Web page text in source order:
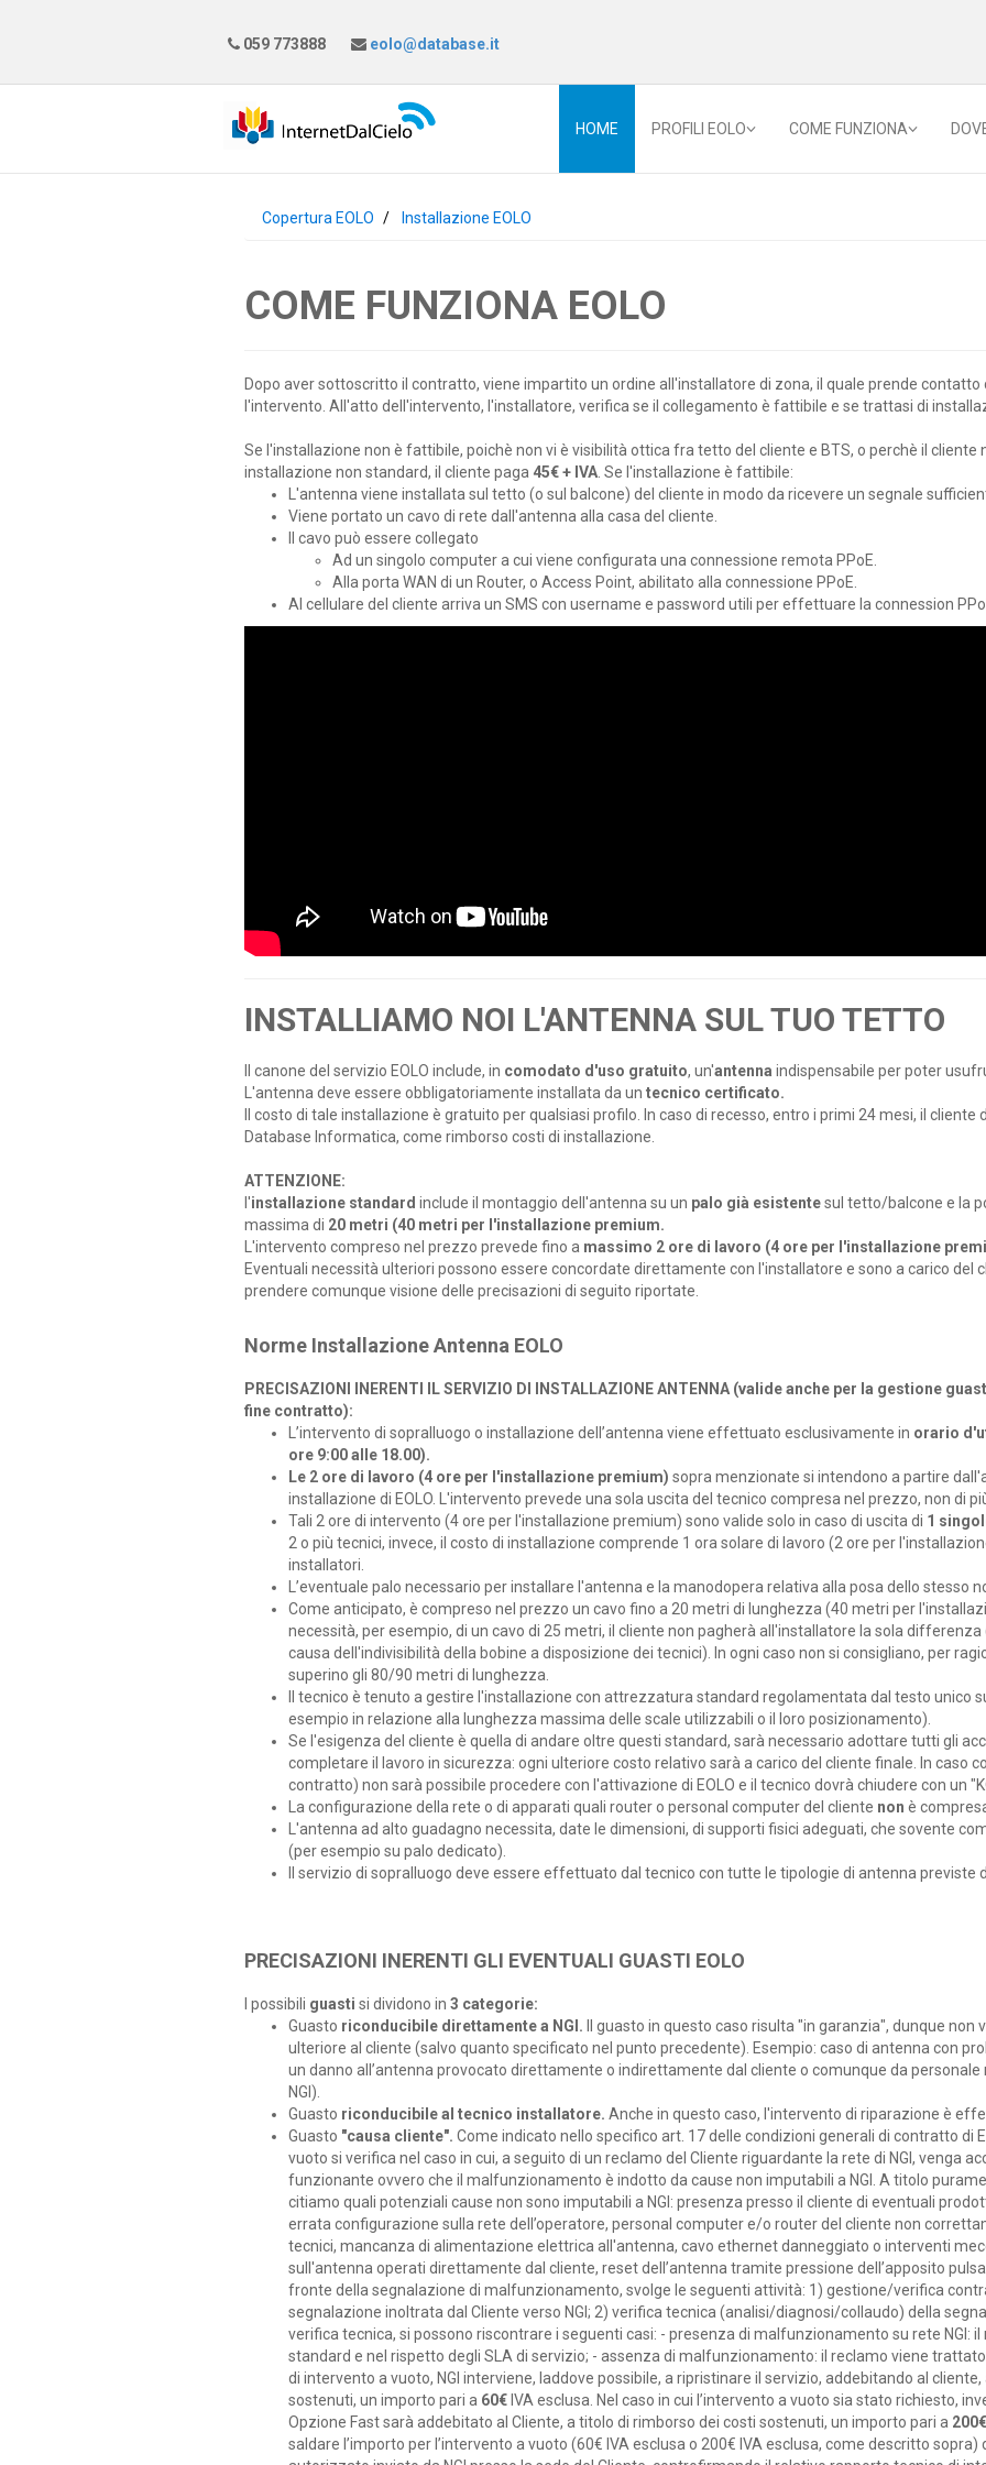
059 773888 eolo@database.it
HOME PROFILI EOLO COME FUNZIONA
Copertura EOLO Installazione EOLO
COME FUNZIONA EOLO
Dopo aver sottoscritto il contratto, viene impartito un ordine all'installatore di zona, il quale prende
l'intervento. All'atto dell'intervento, l'installatore, verifica se il collegamento è fattibile e se trattasi di
Se l'installazione non è fattibile, poichè non vi è visibilità ottica fra tetto del cliente e BTS, o perchè il cliente
installazione non standard, il cliente paga 45€ + IVA . Se l'installazione è fattibile:
L'antenna viene installata sul tetto (o sul balcone) del cliente in modo da ricevere un segnale
Viene portato un cavo di rete dall'antenna alla casa del cliente.
Il cavo può essere collegato
Ad un singolo computer a cui viene configurata una connessione remota PPoE.
Alla porta WAN di un Router, o Access Point, abilitato alla connessione PPoE.
Al cellulare del cliente arriva un SMS con username e password utili per effettuare la connession
INSTALLIAMO NOI L'ANTENNA SUL TUO TETTO
Il canone del servizio EOLO include, in comodato d'uso gratuito, un'antenna indispensabile per poter
L'antenna deve essere obbligatoriamente installata da un tecnico certificato.
Il costo di tale installazione è gratuito per qualsiasi profilo. In caso di recesso, entro i primi 24 mesi, il cliente
Database Informatica, come rimborso costi di installazione.
ATTENZIONE:
l'installazione standard include il montaggio dell'antenna su un palo già esistentesul tetto/balcone e la
massima di 20 metri (40 metri per l'installazione premium.
L'intervento compreso nel prezzo prevede fino a massimo 2 ore di lavoro (4 ore per l'installazione
Eventuali necessità ulteriori possono essere concordate direttamente con l'installatore e sono a carico del
prendere comunque visione delle precisazioni di seguito riportate.
Norme Installazione Antenna EOLO
PRECISAZIONI INERENTI IL SERVIZIO DI INSTALLAZIONE ANTENNA (valide anche per la gestione
fine contratto):
L’intervento di sopralluogo o installazione dell’antenna viene effettuato esclusivamente in orario
ore 9:00 alle 18.00).
Le 2 ore di lavoro (4 ore per l'installazione premium) sopra menzionate si intendono a partire
installazione di EOLO. L'intervento prevede una sola uscita del tecnico compresa nel prezzo, non di
Tali 2 ore di intervento (4 ore per l'installazione premium) sono valide solo in caso di uscita di 1
2 o più tecnici, invece, il costo di installazione comprende 1 ora solare di lavoro (2 ore per
installatori.
L’eventuale palo necessario per installare l'antenna e la manodopera relativa alla posa dello stesso
Come anticipato, è compreso nel prezzo un cavo fino a 20 metri di lunghezza (40 metri per
necessità, per esempio, di un cavo di 25 metri, il cliente non pagherà all'installatore la sola
causa dell'indivisibilità della bobine a disposizione dei tecnici). In ogni caso non si consigliano, per
superino gli 80/90 metri di lunghezza.
Il tecnico è tenuto a gestire l'installazione con attrezzatura standard regolamentata dal testo unico
esempio in relazione alla lunghezza massima delle scale utilizzabili o il loro posizionamento).
Se l'esigenza del cliente è quella di andare oltre questi standard, sarà necessario adottare tutti gli
completare il lavoro in sicurezza: ogni ulteriore costo relativo sarà a carico del cliente finale. In caso
contratto) non sarà possibile procedere con l'attivazione di EOLO e il tecnico dovrà chiudere con un
La configurazione della rete o di apparati quali router o personal computer del cliente non è
L'antenna ad alto guadagno necessita, date le dimensioni, di supporti fisici adeguati, che sovente
(per esempio su palo dedicato).
Il servizio di sopralluogo deve essere effettuato dal tecnico con tutte le tipologie di antenna previste
PRECISAZIONI INERENTI GLI EVENTUALI GUASTI EOLO
I possibili guasti si dividono in 3 categorie:
Guasto riconducibile direttamente a NGI. Il guasto in questo caso risulta "in garanzia", dunque non
ulteriore al cliente (salvo quanto specificato nel punto precedente). Esempio: caso di antenna con
un danno all’antenna provocato direttamente o indirettamente dal cliente o comunque da
NGI).
Guasto riconducibile al tecnico installatore. Anche in questo caso, l'intervento di riparazione è
Guasto "causa cliente". Come indicato nello specifico art. 17 delle condizioni generali di contratto di
vuoto si verifica nel caso in cui, a seguito di un reclamo del Cliente riguardante la rete di NGI, venga
funzionante ovvero che il malfunzionamento è indotto da cause non imputabili a NGI. A titolo
citiamo quali potenziali cause non sono imputabili a NGI: presenza presso il cliente di eventuali
errata configurazione sulla rete dell’operatore, personal computer e/o router del cliente non
tecnici, mancanza di alimentazione elettrica all'antenna, cavo ethernet danneggiato o interventi
sull'antenna operati direttamente dal cliente, reset dell’antenna tramite pressione dell’apposito
fronte della segnalazione di malfunzionamento, svolge le seguenti attività: 1) gestione/verifica
segnalazione inoltrata dal Cliente verso NGI; 2) verifica tecnica (analisi/diagnosi/collaudo) della
verifica tecnica, si possono riscontrare i seguenti casi: - presenza di malfunzionamento su rete NGI:
standard e nel rispetto degli SLA di servizio; - assenza di malfunzionamento: il reclamo viene
di intervento a vuoto, NGI interviene, laddove possibile, a ripristinare il servizio, addebitando al
sostenuti, un importo pari a 60€ IVA esclusa. Nel caso in cui l’intervento a vuoto sia stato richiesto,
Opzione Fast sarà addebitato al Cliente, a titolo di rimborso dei costi sostenuti, un importo pari a 200€
saldare l’importo per l’intervento a vuoto (60€ IVA esclusa o 200€ IVA esclusa, come descritto